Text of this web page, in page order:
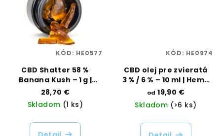
CBD Shatter 58 %
Banana Kush – 1 g |
Happease | Vaporama
28,70 €
Skladom (1 ks)
KÓD: HE0577
CBD olej pre zvieratá
3 % / 6 % – 10 ml | Hemp
Point | Vaporama
od 19,90 €
Skladom (>6 ks)
KÓD: HE0974